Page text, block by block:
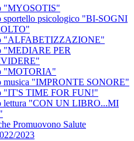
"MYOSOTIS"
sportello psicologico "BI-SOGNI
"ALFABETIZZAZIONE"
"MEDIARE PER
"MOTORIA"
musica "IMPRONTE SONORE"
"IT'S TIME FOR FUN!"
lettura "CON UN LIBRO...MI
Promuovono Salute
2023